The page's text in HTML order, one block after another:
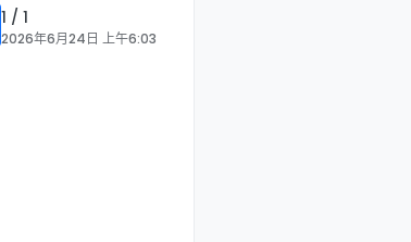
1 / 1
2026年6月24日 上午6:03